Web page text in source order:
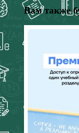
Вам также